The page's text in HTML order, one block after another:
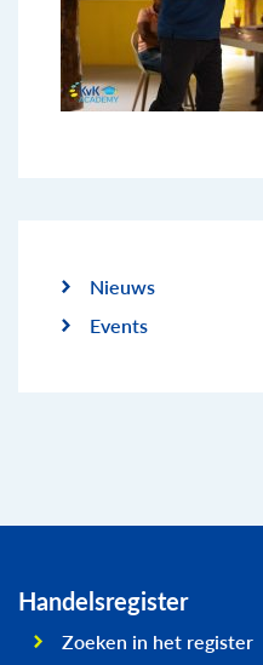
Nieuws
Events
Handelsregister
Zoeken in het register